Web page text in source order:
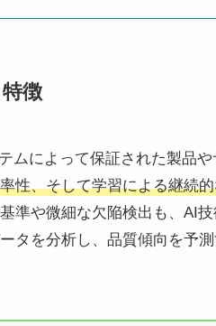
徴
ムによって保証された製品や
性、そして学習による継続
準や微細な欠陥検出も、AI
タを分析し、品質傾向を予